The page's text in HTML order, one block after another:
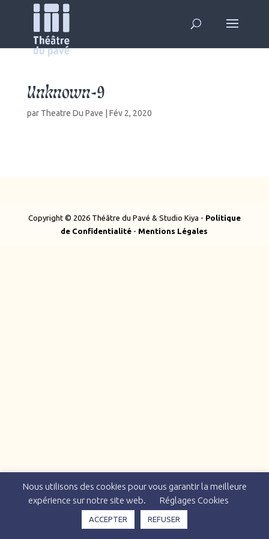
Unknown-9
par Theatre Du Pave Fév 2, 2020
Copyright © 2026 Théâtre du Pavé & Studio Kiya - Politique
de Confidentialité - Mentions Légales
Nous utilisons des cookies pour vous garantir la meilleure
expérience sur notre site web.
Réglages Cookies
ACCEPTER REFUSER